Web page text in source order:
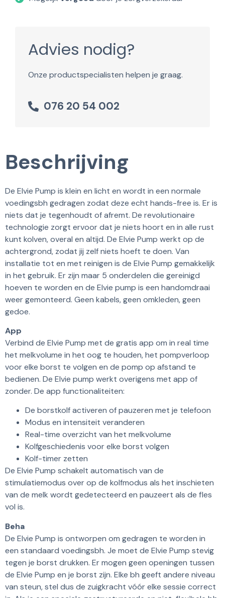
Advies nodig?
Onze productspecialisten helpen je graag.
076 20 54 002
Beschrijving
De Elvie Pump is klein en licht en wordt in een normale
voedingsbh gedragen zodat deze echt hands-free is. Er is
niets dat je tegenhoudt of afremt. De revolutionaire
technologie zorgt ervoor dat je niets hoort en in alle rust
kunt kolven, overal en altijd. De Elvie Pump werkt op de
achtergrond, zodat jij zelf niets hoeft te doen. Van
installatie tot en met reinigen is de Elvie Pump gemakkelijk
in het gebruik. Er zijn maar 5 onderdelen die gereinigd
hoeven te worden en de Elvie pump is een handomdraai
weer gemonteerd. Geen kabels, geen omkleden, geen
gedoe.
App
Verbind de Elvie Pump met de gratis app om in real time
het melkvolume in het oog te houden, het pompverloop
voor elke borst te volgen en de pomp op afstand te
bedienen. De Elvie pump werkt overigens met app of
zonder. De app functionaliteiten:
De borstkolf activeren of pauzeren met je telefoon
Modus en intensiteit veranderen
Real-time overzicht van het melkvolume
Kolfgeschiedenis voor elke borst volgen
Kolf-timer zetten
De Elvie Pump schakelt automatisch van de
stimulatiemodus over op de kolfmodus als het inschieten
van de melk wordt gedetecteerd en pauzeert als de fles
vol is.
Beha
De Elvie Pump is ontworpen om gedragen te worden in
een standaard voedingsbh. Je moet de Elvie Pump stevig
tegen je borst drukken. Er mogen geen openingen tussen
de Elvie Pump en je borst zijn. Elke bh geeft andere niveau
van steun, stel dus de zuigkracht vóór elke sessie correct